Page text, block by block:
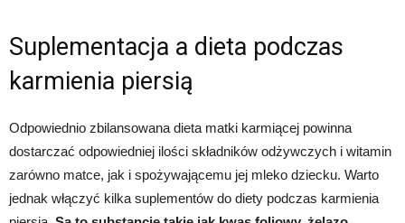
Suplementacja a dieta podczas
karmienia piersią
Odpowiednio zbilansowana dieta matki karmiącej powinna
dostarczać odpowiedniej ilości składników odżywczych i witamin
zarówno matce, jak i spożywającemu jej mleko dziecku. Warto
jednak włączyć kilka suplementów do diety podczas karmienia